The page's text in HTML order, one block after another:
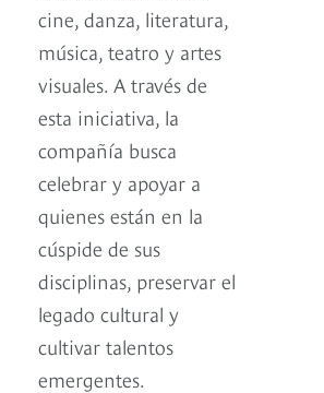
cine, danza, literatura,
música, teatro y artes
visuales. A través de
esta iniciativa, la
compañía busca
celebrar y apoyar a
quienes están en la
cúspide de sus
disciplinas, preservar el
legado cultural y
cultivar talentos
emergentes.